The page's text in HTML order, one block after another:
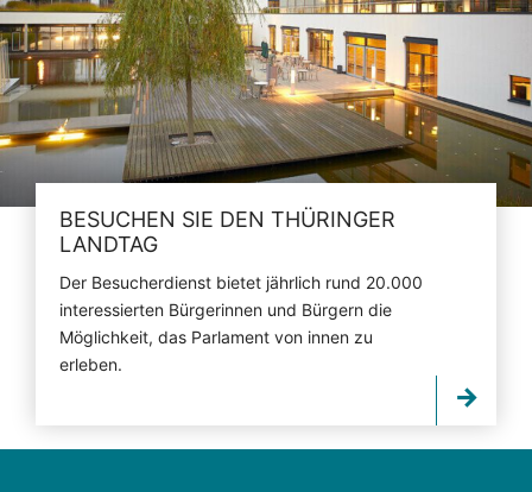
BESUCHEN SIE DEN THÜRINGER
LANDTAG
Der Besucherdienst bietet jährlich rund 20.000
interessierten Bürgerinnen und Bürgern die
Möglichkeit, das Parlament von innen zu
erleben.